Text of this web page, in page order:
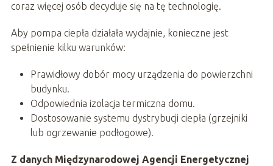
coraz więcej osób decyduje się na tę technologię.
Aby pompa ciepła działała wydajnie, konieczne jest
spełnienie kilku warunków:
Prawidłowy dobór mocy urządzenia do powierzchni
budynku.
Odpowiednia izolacja termiczna domu.
Dostosowanie systemu dystrybucji ciepła (grzejniki
lub ogrzewanie podłogowe).
Z danych Międzynarodowej Agencji Energetycznej